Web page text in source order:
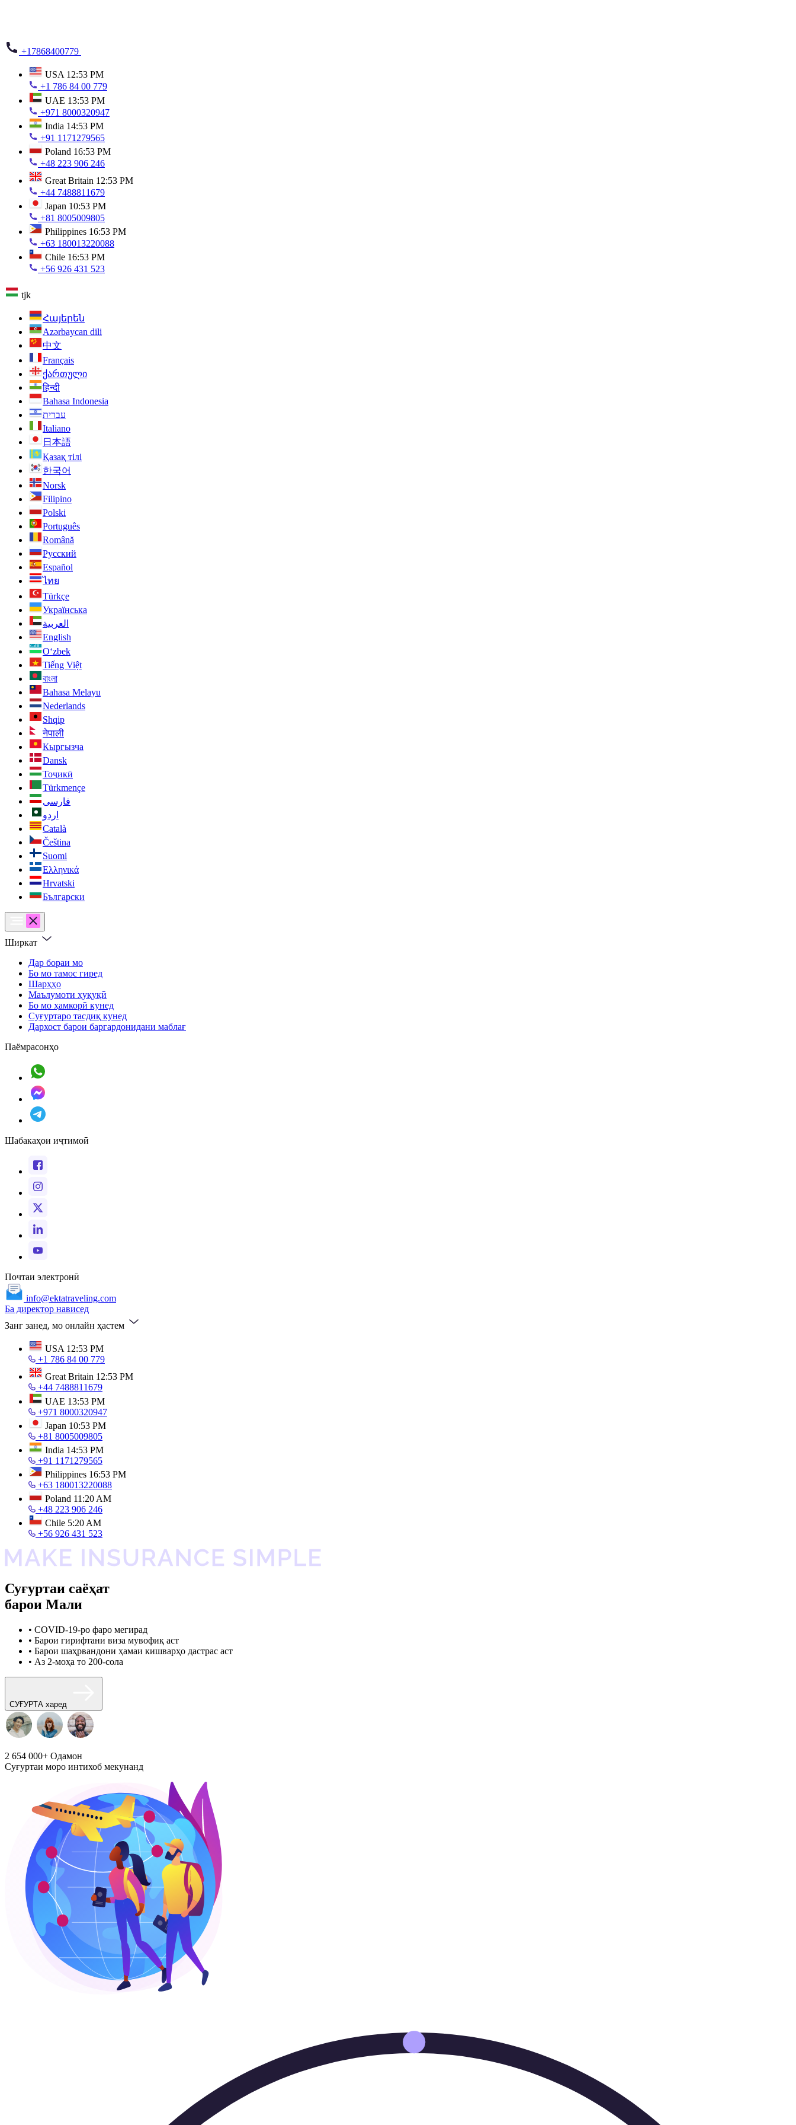
+17868400779
USA 12:53 PM
+1 786 84 00 779
UAE 13:53 PM
+971 8000320947
India 14:53 PM
+91 1171279565
Poland 16:53 PM
+48 223 906 246
Great Britain 12:53 PM
+44 7488811679
Japan 10:53 PM
+81 8005009805
Philippines 16:53 PM
+63 180013220088
Chile 16:53 PM
+56 926 431 523
tjk
Հայերեն
Azərbaycan dili
中文
Français
ქართული
हिन्दी
Bahasa Indonesia
עברית
Italiano
日本語
Қазақ тілі
한국어
Norsk
Filipino
Polski
Português
Română
Русский
Español
ไทย
Türkçe
Українська
العربية
English
O‘zbek
Tiếng Việt
বাংলা
Bahasa Melayu
Nederlands
Shqip
नेपाली
Кыргызча
Dansk
Тоҷикӣ
Türkmençe
فارسی
اردو
Català
Čeština
Suomi
Ελληνικά
Hrvatski
Български
Ширкат
Дар бораи мо
Бо мо тамос гиред
Шарҳҳо
Маълумоти ҳуқуқӣ
Бо мо ҳамкорӣ кунед
Суғуртаро тасдиқ кунед
Дархост барои баргардонидани маблағ
Паёмрасонҳо
Шабакаҳои иҷтимоӣ
Почтаи электронӣ
info@ektatraveling.com
Ба директор нависед
Занг занед, мо онлайн ҳастем
USA 12:53 PM
+1 786 84 00 779
Great Britain 12:53 PM
+44 7488811679
UAE 13:53 PM
+971 8000320947
Japan 10:53 PM
+81 8005009805
India 14:53 PM
+91 1171279565
Philippines 16:53 PM
+63 180013220088
Poland 11:20 AM
+48 223 906 246
Chile 5:20 AM
+56 926 431 523
Суғуртаи саёҳат
барои Мали
• COVID-19-ро фаро мегирад
• Барои гирифтани виза мувофиқ аст
• Барои шаҳрвандони ҳамаи кишварҳо дастрас аст
• Аз 2-моҳа то 200-сола
СУҒУРТА харед
2 654 000+ Одамон
Суғуртаи моро интихоб мекунанд